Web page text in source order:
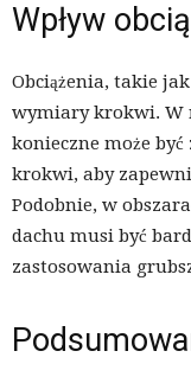
Wpływ
Obciążenia, takie
wymiary krokwi. W
konieczne może
krokwi, aby
Podobnie, w
dachu musi być
zastosowania